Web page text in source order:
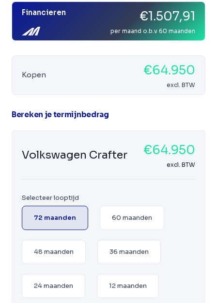
Financieren €1.507,91
per maand o.b.v 60 maanden
Kopen €64.950
excl. BTW
Bereken je termijnbedrag
Volkswagen Crafter €64.950
excl. BTW
Selecteer looptijd
72 maanden 60 maanden
48 maanden 36 maanden
24 maanden 12 maanden